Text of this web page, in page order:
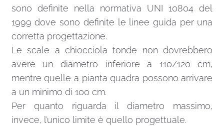
sono definite nella normativa UNI 10804 del
1999 dove sono definite le linee guida per una
corretta progettazione.
Le scale a chiocciola tonde non dovrebbero
avere un diametro inferiore a 110/120 cm,
mentre quelle a pianta quadra possono arrivare
a un minimo di 100 cm.
Per quanto riguarda il diametro massimo,
invece, l’unico limite è quello progettuale.